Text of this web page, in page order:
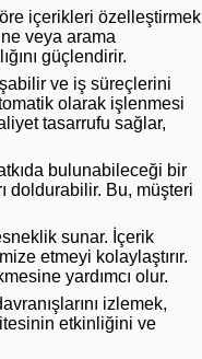
içerikleri özelleştirmek
veya arama
güçlendirir.
ve iş süreçlerini
olarak işlenmesi
tasarrufu sağlar,
bulunabileceği bir
doldurabilir. Bu, müşteri
sunar. İçerik
etmeyi kolaylaştırır.
yardımcı olur.
izlemek,
etkinliğini ve